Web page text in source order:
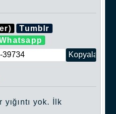
Tumblr
yok. İlk